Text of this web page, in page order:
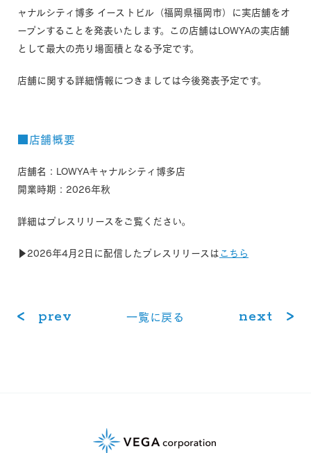
ャナルシティ博多 イーストビル（福岡県福岡市）に実店舗をオ
ープンすることを発表いたします。この店舗はLOWYAの実店舗
として最大の売り場面積となる予定です。
店舗に関する詳細情報につきましては今後発表予定です。
■店舗概要
店舗名：LOWYAキャナルシティ博多店
開業時期：2026年秋
詳細はプレスリリースをご覧ください。
▶2026年4月2日に配信したプレスリリースは こちら
prev ⼀覧に戻る next